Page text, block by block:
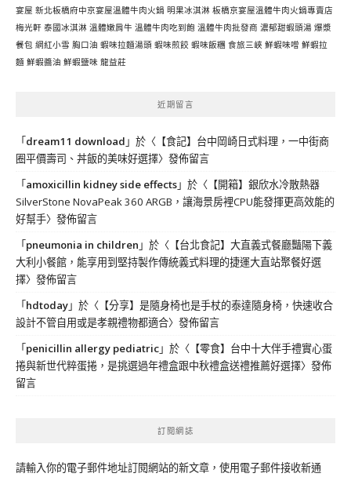
宴屋 新北板橋府中京宴屋溫體牛肉火鍋 明果冰淇淋 板橋京宴屋溫體牛肉火鍋專賣店
梅光軒 泰國冰淇淋 溫體嫩肩牛 溫體牛肉吃到飽 溫體牛肉批發商 濃郁甜蝦頭湯 爆漿
餐包 網紅小雪 胸口油 蝦味拉麵湯頭 蝦味煎餃 蝦味飯糰 食旅三峽 鮮蝦味噌 鮮蝦拉
麵 鮮蝦醬油 鮮蝦鹽味 龍益莊
近期留言
「dream11 download 」於〈 【食記】台中岡崎日式料理，一中街商
圈平價壽司、丼飯的美味好選擇〉發佈留言
「amoxicillin kidney side effects」於〈 【開箱】銀欣水冷散熱器
SilverStone NovaPeak 360 ARGB，讓海景房裡CPU能發揮更高效能的
好幫手〉發佈留言
「pneumonia in children 」於〈 【台北食記】大直義式餐廳豔陽下義
大利小餐館，能享用到堅持製作傳統義式料理的捷運大直站聚餐好選
擇〉發佈留言
「hdtoday」於〈 【分享】是隨身椅也是手杖的泰達隨身椅，快速收合
設計不管自用或是孝親禮物都適合〉發佈留言
「penicillin allergy pediatric」於〈 【零食】台中十大伴手禮實心蛋
捲與新世代粹蛋捲，是挑選過年禮盒跟中秋禮盒送禮推薦好選擇〉發佈
留言
訂閱網誌
請輸入你的電子郵件地址訂閱網站的新文章，使用電子郵件接收新通